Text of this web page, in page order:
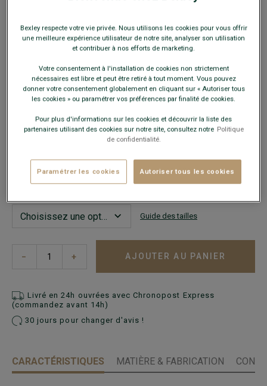
Clair Chiné - VALTON
Double fil - Coupe standard - Col V
29,00 € FINS DE SÉRIE
Payez en plusieurs fois dès 199€ d'achat
COULEURS DISPONIBLES
Guide des tailles
− + AJOUTER AU PANIER
Livré en 24h ouvrées avec Chronopost Express
(commandez avant 14h)
30 jours pour changer d'avis !
CARACTÉRISTIQUES MATIÈRE & FABRICATION
Bexley respecte votre vie privée. Nous utilisons les cookies pour vous offrir
une meilleure expérience utilisateur de notre site, analyser son utilisation
et contribuer à nos efforts de marketing.
Votre consentement à l'installation de cookies non strictement
nécessaires est libre et peut être retiré à tout moment. Vous pouvez
donner votre consentement globalement en cliquant sur « Autoriser tous
les cookies » ou paramétrer vos préférences par finalité de cookies.
Pour plus d'informations sur les cookies et découvrir la liste des
partenaires utilisant des cookies sur notre site, consultez notre Politique
de confidentialité.
Paramétrer les cookies Autoriser tous les cookies